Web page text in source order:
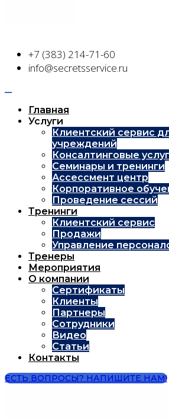
+7 (383) 214-71-60
info@secretsservice.ru
Главная
Услуги
Клиентский сервис
учреждений
Консалтинговые
Семинары и тренинги
Ассессмент центр
Корпоративное
Проведение сессий
Тренинги
Клиентский сервис
Продажи
Управление
Тренеры
Мероприятия
О компании
Сертификаты
Клиенты
Партнеры
Сотрудники
Видео
Статьи
Контакты
ЕСТЬ ВОПРОСЫ? НАПИШИТЕ НАМ!